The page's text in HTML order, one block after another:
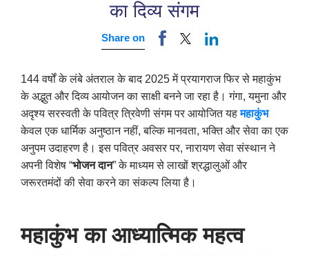
का दिव्य संगम
Share on
144 वर्षों के लंबे अंतराल के बाद 2025 में प्रयागराज फिर से महाकुंभ
के अद्भुत और दिव्य आयोजन का साक्षी बनने जा रहा है। गंगा,यमुना और
अदृश्य सरस्वती के पवित्र त्रिवेणी संगम पर आयोजित यहमहाकुंभ
केवल एक धार्मिक अनुष्ठान नहीं,बल्कि मानवता, भक्ति और सेवा का एक
अनुपम उदाहरण है। इस पवित्र अवसर पर,नारायण सेवा संस्थान ने
अपनी विशेष “भोजन दान” के माध्यम से लाखों श्रद्धालुओं और
जरूरतमंदों की सेवा करने का संकल्प लिया है।
महाकुंभ का आध्यात्मिक महत्व